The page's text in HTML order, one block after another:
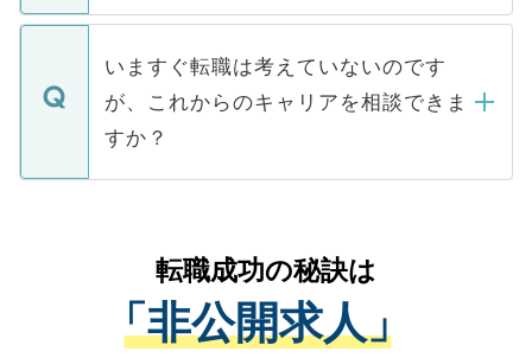
関を公にしてしまうと、応募が殺到する場
に、医療機関が求める条件に合った人材の
みを人材紹介会社に依頼するケースが増え
ています。
定を承諾する必要はありません。内定先へ
の辞退の連絡はキャリアパートナーが行い
個人情報が漏えいすることはありませんの
で、ご安心ください。当サイトからの登録
などで収集したご登録者様の個人情報は、
ご本人のキャリアアップおよび転職活動の
支援を目的に使用いたします。お預かりし
ているすべての個人データはご本人の許可
は、個人情報の取り扱いについての厳密な
管理基準を満たした事業者のみに付与され
る、プライバシーマークを取得済みです。
いますぐ転職は考えていないのです
が、これからのキャリアを相談できま
すか？
かがいして、現在の医療機関の状況や紹介
経験をまじえながら、適切なアドバイスを
させていただきます。すぐにご転職をされ
ない方には、長期的なサポートが可能です
転職成功の秘訣は
「非公開求人」